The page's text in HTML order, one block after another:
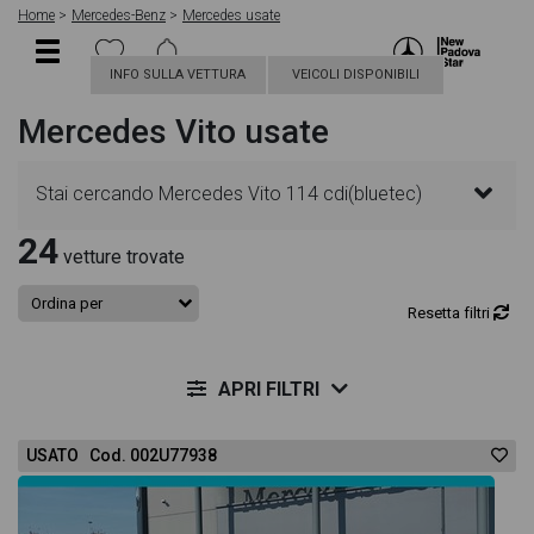
Home Mercedes-Benz Mercedes usate
INFO SULLA VETTURA VEICOLI DISPONIBILI
Mercedes Vito usate
Stai cercando Mercedes Vito 114 cdi(bluetec)
extralong tourer pro e6? In questa pagina troverai
le migliori offerte per acquistare un veicolo
a scegliere quella più adatta alle tue necessità,
24 vetture trovate
Resetta filtri
APRI FILTRI
USATO Cod. 002U77938